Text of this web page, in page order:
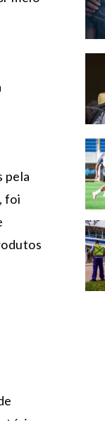
pela
foi